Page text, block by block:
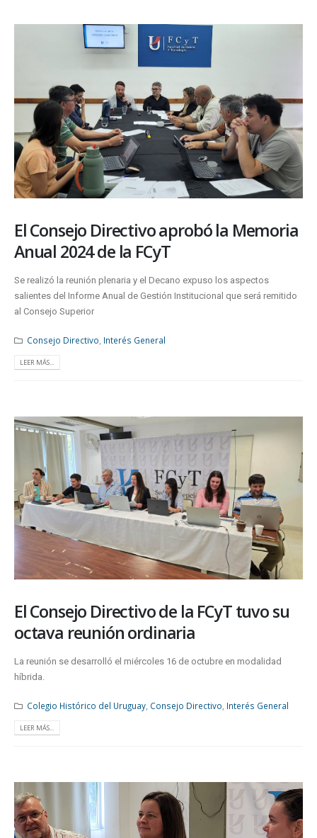
El Consejo Directivo aprobó la Memoria
Anual 2024 de la FCyT
Se realizó la reunión plenaria y el Decano expuso los aspectos
salientes del Informe Anual de Gestión Institucional que será remitido
al Consejo Superior
Consejo Directivo, Interés General
LEER MÁS...
El Consejo Directivo de la FCyT tuvo su
octava reunión ordinaria
La reunión se desarrolló el miércoles 16 de octubre en modalidad
híbrida.
Colegio Histórico del Uruguay, Consejo Directivo Interés General
LEER MÁS...